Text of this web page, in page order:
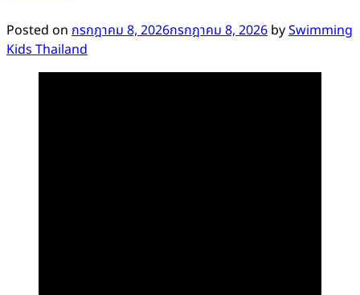
Posted on กรกฎาคม 8, 2026กรกฎาคม 8, 2026 bySwimming
Kids Thailand